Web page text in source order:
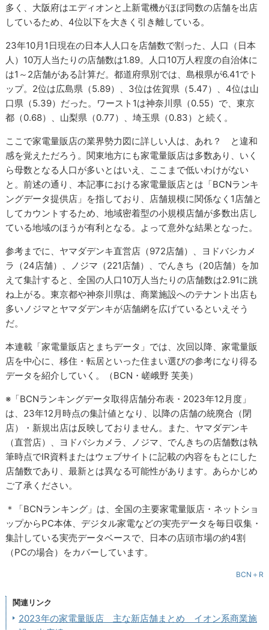
多く、大阪府はエディオンと上新電機がほぼ同数の店舗を出店
しているため、4位以下を大きく引き離している。
23年10月1日現在の日本人人口を店舗数で割った、人口（日本
人）10万人当たりの店舗数は1.89。人口10万人程度の自治体に
は1～2店舗がある計算だ。都道府県別では、島根県が6.41でト
ップ。2位は広島県（5.89）、3位は佐賀県（5.47）、4位は山
口県（5.39）だった。ワースト1は神奈川県（0.55）で、東京
都（0.68）、山梨県（0.77）、埼玉県（0.83）と続く。
ここで家電量販店の業界勢力図に詳しい人は、あれ？ と違和
感を覚えただろう。関東地方にも家電量販店は多数あり、いく
ら母数となる人口が多いとはいえ、ここまで低いわけがない
と。前述の通り、本記事における家電量販店とは「BCNランキ
ングデータ提供店」を指しており、店舗規模に関係なく1店舗と
してカウントするため、地域密着型の小規模店舗が多数出店し
ている地域のほうが有利となる。よって意外な結果となった。
参考までに、ヤマダデンキ直営店（972店舗）、ヨドバシカメ
ラ（24店舗）、ノジマ（221店舗）、でんきち（20店舗）を加
えて集計すると、全国の人口10万人当たりの店舗数は2.91に跳
ね上がる。東京都や神奈川県は、商業施設へのテナント出店も
多いノジマとヤマダデンキが店舗網を広げているといえそう
だ。
本連載「家電量販店とまちデータ」では、次回以降、家電量販
店を中心に、移住・転居といった住まい選びの参考になり得る
データを紹介していく。（BCN・嵯峨野 芙美）
※「BCNランキングデータ取得店舗分布表・2023年12月度」
は、23年12月時点の集計値となり、以降の店舗の統廃合（閉
店）・新規出店は反映しておりません。また、ヤマダデンキ
（直営店）、ヨドバシカメラ、ノジマ、でんきちの店舗数は執
筆時点でIR資料またはウェブサイトに記載の内容をもとにした
店舗数であり、最新とは異なる可能性があります。あらかじめ
ご了承ください。
＊「BCNランキング」は、全国の主要家電量販店・ネットショ
ップからPC本体、デジタル家電などの実売データを毎日収集・
集計している実売データベースで、日本の店頭市場の約4割
（PCの場合）をカバーしています。
BCN＋R
関連リンク
2023年の家電量販店 主な新店舗まとめ イオン系商業施